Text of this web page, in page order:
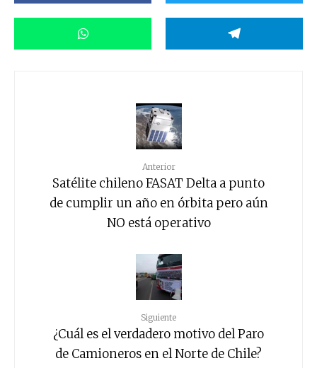
Anterior
Satélite chileno FASAT Delta a punto
de cumplir un año en órbita pero aún
NO está operativo
Siguiente
¿Cuál es el verdadero motivo del Paro
de Camioneros en el Norte de Chile?